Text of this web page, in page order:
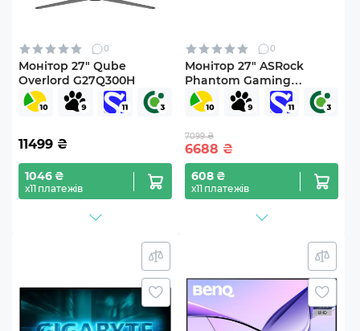
0
Монітор 27" Qube
Overlord G27Q300H
11499 ₴
1046 ₴
х11 платежів
0
Монітор 27" ASRock
Phantom Gaming
PG27QRT1B
7099 ₴
6688 ₴
608 ₴
х11 платежів